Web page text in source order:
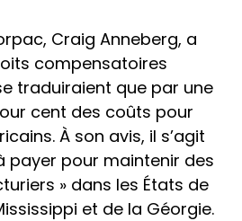
Craig Anneberg, a
compensatoires
traduiraient que par une
cent des coûts pour
À son avis, il s’agit
payer pour maintenir des
» dans les États de
et de la Géorgie.